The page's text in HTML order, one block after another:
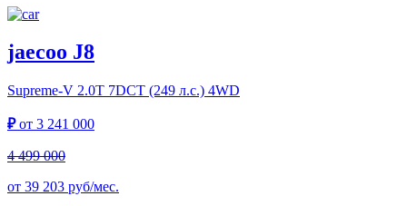
jaecoo J8
Supreme-V 2.0T 7DCT (249 л.с.) 4WD
₽от 3 241 000
4 499 000
от 39 203 руб/мес.